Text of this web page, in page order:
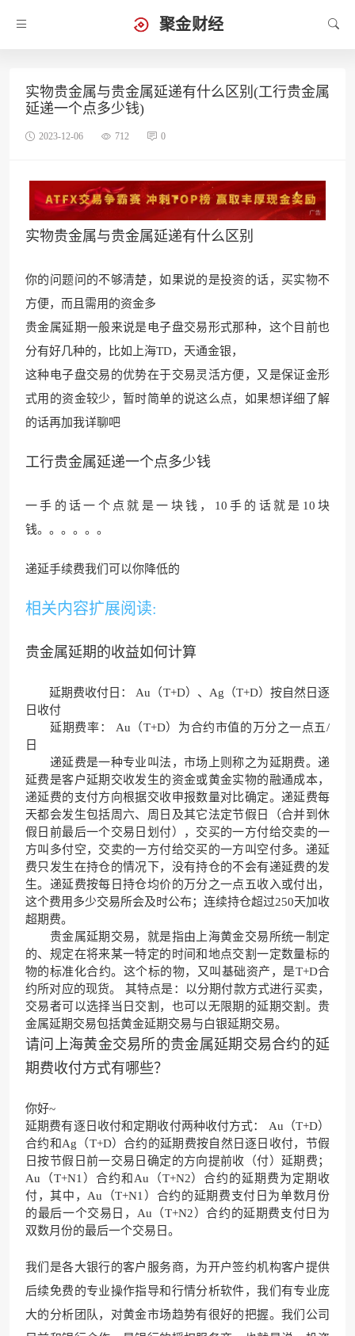
聚金财经
实物贵金属与贵金属延递有什么区别(工行贵金属
延递一个点多少钱)
2023-12-06 712 0
实物贵金属与贵金属延递有什么区别
你的问题问的不够清楚，如果说的是投资的话，买实物不
方便，而且需用的资金多
贵金属延期一般来说是电子盘交易形式那种，这个目前也
分有好几种的，比如上海TD，天通金银，
这种电子盘交易的优势在于交易灵活方便，又是保证金形
式用的资金较少，暂时简单的说这么点，如果想详细了解
的话再加我详聊吧
工行贵金属延递一个点多少钱
一手的话一个点就是一块钱，10 手的话就是10块
钱。。。。。。
递延手续费我们可以你降低的
相关内容扩展阅读:
贵金属延期的收益如何计算
延期费收付日： Au（T+D）、Ag（T+D）按自然日逐
日收付
延期费率： Au（T+D）为合约市值的万分之一点五/
日
递延费是一种专业叫法，市场上则称之为延期费。递
延费是客户延期交收发生的资金或黄金实物的融通成本，
递延费的支付方向根据交收申报数量对比确定。递延费每
天都会发生包括周六、周日及其它法定节假日（合并到休
假日前最后一个交易日划付），交买的一方付给交卖的一
方叫多付空，交卖的一方付给交买的一方叫空付多。递延
费只发生在持仓的情况下，没有持仓的不会有递延费的发
生。递延费按每日持仓均价的万分之一点五收入或付出，
这个费用多少交易所会及时公布；连续持仓超过250天加收
超期费。
贵金属延期交易，就是指由上海黄金交易所统一制定
的、规定在将来某一特定的时间和地点交割一定数量标的
物的标准化合约。这个标的物，又叫基础资产，是T+D合
约所对应的现货。 其特点是：以分期付款方式进行买卖，
交易者可以选择当日交割，也可以无限期的延期交割。贵
金属延期交易包括黄金延期交易与白银延期交易。
请问上海黄金交易所的贵金属延期交易合约的延
期费收付方式有哪些？
你好~
延期费有逐日收付和定期收付两种收付方式： Au（T+D）
合约和Ag（T+D）合约的延期费按自然日逐日收付，节假
日按节假日前一交易日确定的方向提前收（付）延期费；
Au（T+N1）合约和Au（T+N2）合约的延期费为定期收
付，其中，Au（T+N1）合约的延期费支付日为单数月份
的最后一个交易日，Au（T+N2）合约的延期费支付日为
双数月份的最后一个交易日。
我们是各大银行的客户服务商，为开户签约机构客户提供
后续免费的专业操作指导和行情分析软件，我们有专业庞
大的分析团队，对黄金市场趋势有很好的把握。我们公司